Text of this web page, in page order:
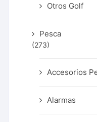
Otros Golf
Pesca
(273)
Accesorios
Alarmas